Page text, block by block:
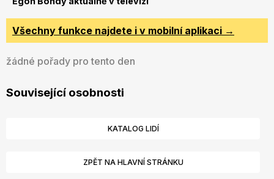
Všechny funkce najdete i v mobilní aplikaci →
žádné pořady pro tento den
Související osobnosti
KATALOG LIDÍ
ZPĚT NA HLAVNÍ STRÁNKU